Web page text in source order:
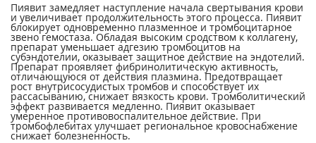
Пиявит замедляет наступление начала свертывания крови
и увеличивает продолжительность этого процесса. Пиявит
блокирует одновременно плазменное и тромбоцитарное
звено гемостаза. Обладая высоким сродством к коллагену,
препарат уменьшает адгезию тромбоцитов на
субэндотелии, оказывает защитное действие на эндотелий.
Препарат проявляет фибринолитическую активность,
отличающуюся от действия плазмина. Предотвращает
рост внутрисосудистых тромбов и способствует их
рассасыванию, снижает вязкость крови. Тромболитический
эффект развивается медленно. Пиявит оказывает
умеренное противовоспалительное действие. При
тромбофлебитах улучшает региональное кровоснабжение
снижает болезненность.